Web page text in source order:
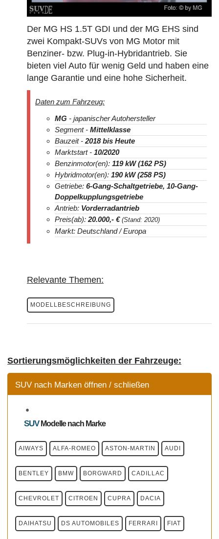
Der MG HS 1.5T GDI und der MG EHS sind
zwei Kompakt-SUVs von MG Motor mit
Benziner- bzw. Plug-in-Hybridantrieb. Sie
bieten viel Auto für wenig Geld und haben eine
lange Garantie und eine hohe Sicherheit.
Daten zum Fahrzeug:
MG - japanischer Autohersteller
Segment - Mittelklasse
Bauzeit -2018bis Heute
Marktstart - 10/2020
Benzinmotor(en): 119 kW (162 PS)
Hybridmotor(en): 190 kW (258 PS)
Getriebe: 6-Gang-Schaltgetriebe, 10-Gang-
Doppelkupplungsgetriebe
Antrieb: Vorderradantrieb
Preis(ab):20.000,- € (Stand: 2020)
Markt: Deutschland / Europa
Relevante Themen:
MODELLBESCHREIBUNG
Sortierungsmöglichkeiten der Fahrzeuge:
SUV nach Marken öffnen / schließen
SUVModellenach Marke
AIWAYS ALFA-ROMEO ASTON-MARTIN AUDI
BENTLEY BMW BORGWARD CADILLAC
CHEVROLET CITROEN CUPRA DACIA
DAIHATSU DS AUTOMOBILES FERRARI FIAT